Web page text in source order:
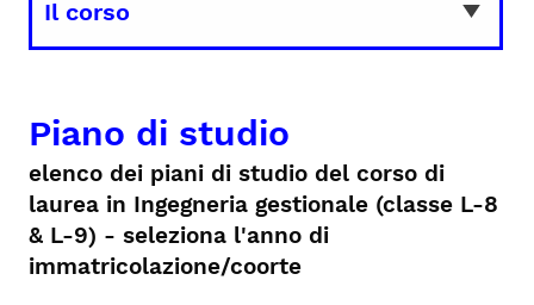
Piano di studio
elenco dei piani di studio del corso di
laurea in Ingegneria gestionale (classe L-8
& L-9) - seleziona l'anno di
immatricolazione/coorte